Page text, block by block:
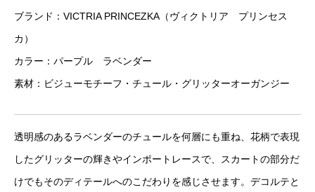
ブランド：VICTRIA PRINCEZKA（ヴィクトリア プリンセス
カ）
カラー：パープル ラベンダー
素材：ビジューモチーフ・チュール・グリッターオーガンジー
透明感のあるラベンダーのチュールを何層にも重ね、花柄で表現
したグリッターの輝きやインポートレースで、スカートの部分だ
けでもそのディテールへのこだわりを感じさせます。デコルテと